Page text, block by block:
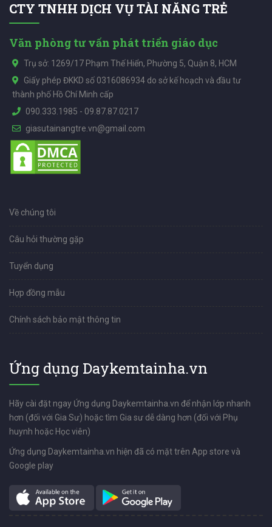
CTY TNHH DỊCH VỤ TÀI NĂNG TRẺ
Văn phòng tư vấn phát triển giáo dục
Trụ sở: 1269/17 Phạm Thế Hiển, Phường 5, Quận 8, HCM
Giấy phép ĐKKD số 0316086934 do sở kế hoạch và đầu tư
thành phố Hồ Chí Minh cấp
090.333.1985 - 09.87.87.0217
giasutainangtre.vn@gmail.com
Về chúng tôi
Câu hỏi thường gặp
Tuyển dụng
Hợp đồng mẫu
Chính sách bảo mật thông tin
Ứng dụng Daykemtainha.vn
Hãy cài đặt ngay Ứng dụng Daykemtainha.vn để nhận lớp nhanh
hơn (đối với Gia Sư) hoặc tìm Gia sư dễ dàng hơn (đối với Phụ
huynh hoặc Học viên)
Ứng dụng Daykemtainha.vn hiện đã có mặt trên App store và
Google play